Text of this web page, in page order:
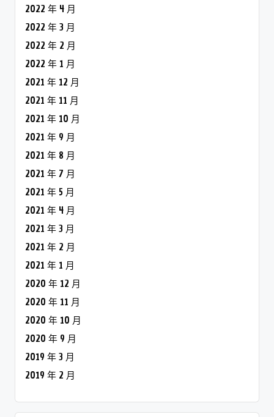
2022 年 4 月
2022 年 3 月
2022 年 2 月
2022 年 1 月
2021 年 12 月
2021 年 11 月
2021 年 10 月
2021 年 9 月
2021 年 8 月
2021 年 7 月
2021 年 5 月
2021 年 4 月
2021 年 3 月
2021 年 2 月
2021 年 1 月
2020 年 12 月
2020 年 11 月
2020 年 10 月
2020 年 9 月
2019 年 3 月
2019 年 2 月